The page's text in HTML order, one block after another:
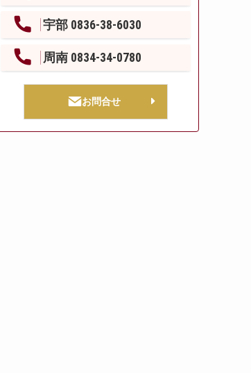
宇部 0836-38-6030
周南 0834-34-0780
お問合せ